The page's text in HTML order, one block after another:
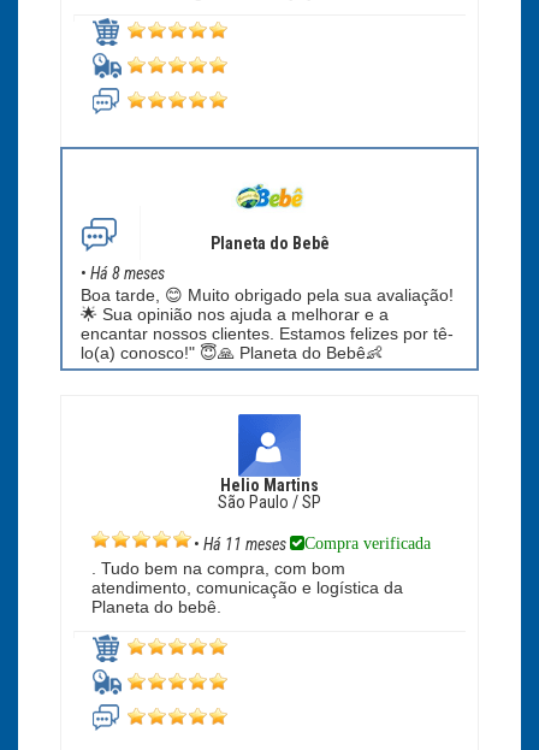
Planeta do Bebê
• Há 8 meses
Boa tarde, 😊 Muito obrigado pela sua avaliação!
🌟 Sua opinião nos ajuda a melhorar e a
encantar nossos clientes. Estamos felizes por tê-
lo(a) conosco!" 😇🙏 Planeta do Bebê👶
Helio Martins
São Paulo / SP
• Há 11 meses Compra verificada
. Tudo bem na compra, com bom
atendimento, comunicação e logística da
Planeta do bebê.